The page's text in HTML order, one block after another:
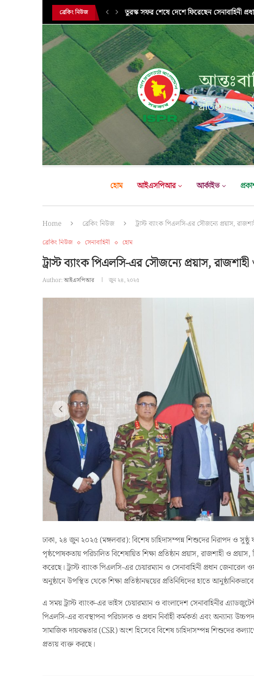
ব্রেকিং নিউজ সরকারি সফরে তুরস্ক গমন করলেন সেনাবাহিনী
প্রতিরক্ষা
হোম আইএসপিআর আর্কাইভ
Home ব্রেকিং নিউজ ট্রাস্ট ব্যাংক পিএলসি-এর সৌজন্যে প্রয়াস,
ব্রেকিং নিউজ সেনাবাহিনী হোম
ট্রাস্ট ব্যাংক পিএলসি-এর সৌজন্যে প্রয়াস,
Author:আইএসপিআর জুন ২৪, ২০২৫
ঢাকা, ২৪ জুন ২০২৫ (মঙ্গলবার): বিশেষ চাহিদাসম্পন্ন শিশুদের নিরাপদ ও সুষ্ঠু
পৃষ্ঠপোষকতায় পরিচালিত বিশেষায়িত শিক্ষা প্রতিষ্ঠান প্রয়াস, রাজশাহী ও
করেছে। ট্রাস্ট ব্যাংক পিএলসি-এর চেয়ারম্যান ও সেনাবাহিনী প্রধান
অনুষ্ঠানে উপস্থিত থেকে শিক্ষা প্রতিষ্ঠানদ্বয়ের প্রতিনিধিদের হাতে
এ সময় ট্রাস্ট ব্যাংক-এর ভাইস চেয়ারম্যান ও বাংলাদেশ সেনাবাহিনীর
পিএলসি-এর ব্যবস্থাপনা পরিচালক ও প্রধান নির্বাহী কর্মকর্তা এবং অন্যান্য
সামাজিক দায়বদ্ধতার (CSR) অংশ হিসেবে বিশেষ চাহিদাসম্পন্ন শিশুদের
প্রত্যয় ব্যক্ত করছে।